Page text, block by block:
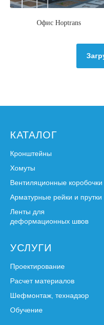
Офис Hoptrans
КАТАЛОГ
Кронштейны
Хомуты
Вентиляционные коробочки
Арматурные рейки и прутки
Ленты для
деформационных швов
УСЛУГИ
Проектирование
Расчет материалов
Шефмонтаж, технадзор
Обучение